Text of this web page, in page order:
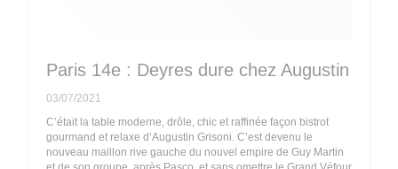
Paris 14e : Deyres dure chez Augustin
03/07/2021
C’était la table moderne, drôle, chic et raffinée façon bistrot
gourmand et relaxe d’Augustin Grisoni. C’est devenu le
nouveau maillon rive gauche du nouvel empire de Guy Martin